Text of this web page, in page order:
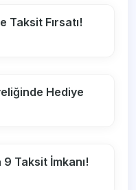
Taksit Fırsatı!
Hediye
Taksit İmkanı!